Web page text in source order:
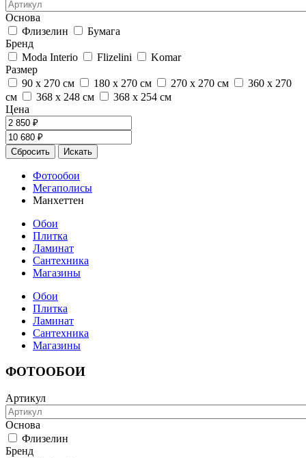
Основа
Флизелин
Бумага
Бренд
Moda Interio
Flizelini
Komar
Размер
90 х 270 см
180 х 270 см 270 х 270 см
360 х 270
см
368 х 248 см
368 х 254 см
Цена
Фотообои
Мегаполисы
Манхеттен
Обои
Плитка
Ламинат
Сантехника
Магазины
Обои
Плитка
Ламинат
Сантехника
Магазины
ФОТООБОИ
Артикул
Основа
Флизелин
Бренд